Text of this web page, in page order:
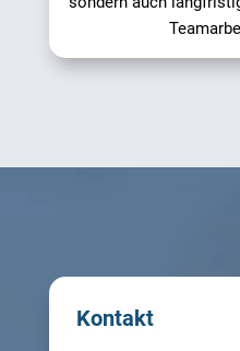
Kontakt